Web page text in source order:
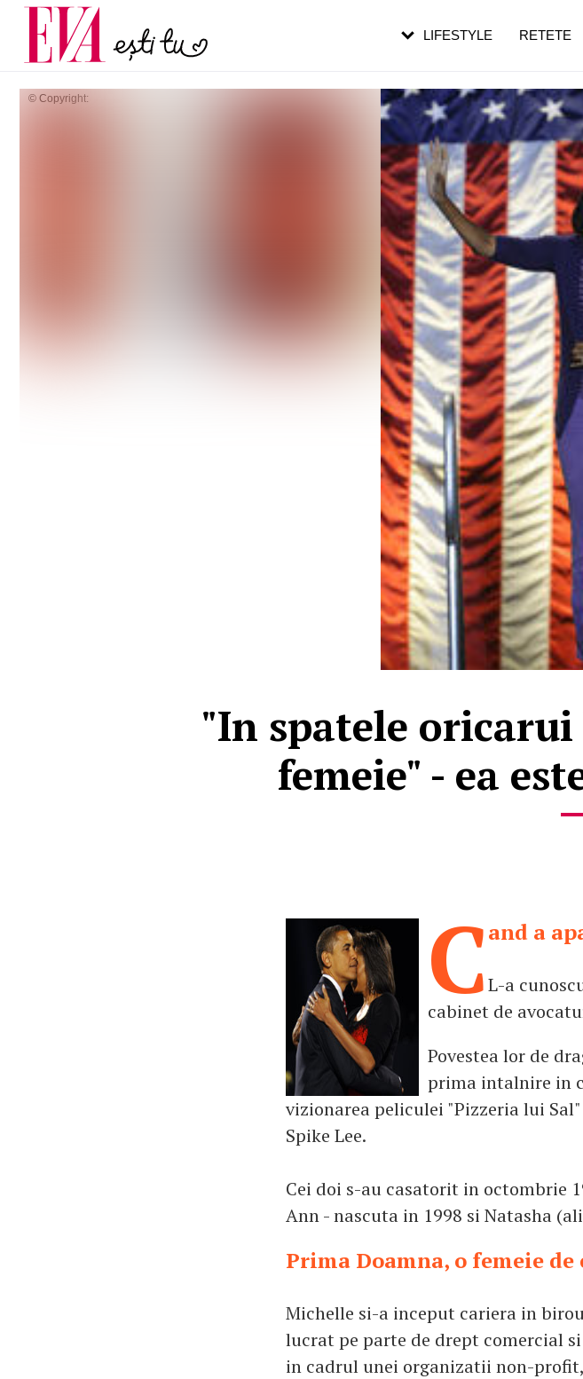
© Copyright:
"In spatele
femeie" - ea
Cand a
L-a
cabinet de
Povestea lor de
prima intalnire in
vizionarea peliculei "Pizzeria lui
Spike Lee.
Cei doi s-au casatorit in octombrie
Ann - nascuta in 1998 si Natasha
Prima Doamna, o femeie
Michelle si-a inceput cariera in
lucrat pe parte de drept comercial
in cadrul unei organizatii non-
LIFESTYLE RETETE
Carieră
Actualitate
pe